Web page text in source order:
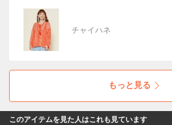
チャイハネ
もっと見る
このアイテムを見た人はこれも見ています